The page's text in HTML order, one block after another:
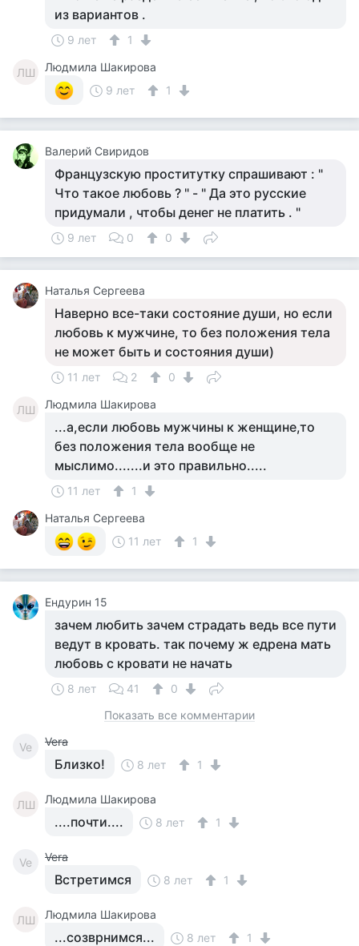
из вариантов .
9 лет 1
ЛШ
Людмила Шакирова
9 лет
1
Валерий Свиридов
Французскую проститутку спрашивают : "
Что такое любовь ? " - " Да это русские
придумали , чтобы денег не платить . "
9 лет 0 0
Наталья Сергеева
Наверно все-таки состояние души, но если
любовь к мужчине, то без положения тела
не может быть и состояния души)
11 лет 2 0
ЛШ Людмила Шакирова
...а,если любовь мужчины к женщине,то
без положения тела вообще не
мыслимо.......и это правильно.....
11 лет
1
Наталья Сергеева
11 лет
1
Ендурин 15
зачем любить зачем страдать ведь все пути
ведут в кровать. так почему ж едрена мать
любовь с кровати не начать
8 лет 41
0
Показать все комментарии
Ve Vera
Близко! 8 лет 1
ЛШ Людмила Шакирова
....почти.... 8 лет 1
Ve Vera
Встретимся 8 лет 1
ЛШ Людмила Шакирова
...созврнимся... 8 лет 1